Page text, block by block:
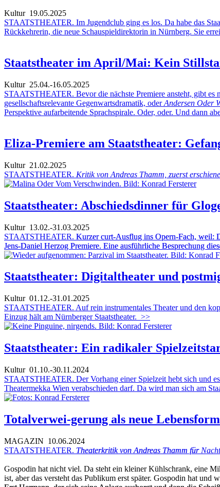
Kultur19.05.2025
STAATSTHEATER. Im Jugendclub ging es los. Da habe das
Rückkehrerin, die neue Schauspieldirektorin in Nürnberg. Sie
Staatstheater im April/Mai: Kein
Kultur25.04.-16.05.2025
STAATSTHEATER. Bevor die nächste Premiere ansteht, gibt es
gesellschaftsrelevante Gegenwartsdramatik, oderAndersen Oder
Perspektive aufarbeitende Sprachspirale. Oder, oder. Und dann
Eliza-Premiere am Staatstheater:
Kultur21.02.2025
STAATSTHEATER. Kritik von Andreas Thamm, zuerst
Staatstheater: Abschiedsdinner für
Kultur13.02.-31.03.2025
STAATSTHEATER. Kurzer curt-Ausflug ins Opern-Fach, weil:
Jens-Daniel Herzog Premiere. Eine ausführliche Besprechung
Staatstheater: Digitaltheater und
Kultur01.12.-31.01.2025
STAATSTHEATER. Auf rein instrumentales Theater und den
Einzug hält am Nürnberger Staatstheater. >>
Staatstheater: Ein radikaler
Kultur01.10.-30.11.2024
STAATSTHEATER. Der Vorhang einer Spielzeit hebt sich und
Theatermekka Wien verabschieden darf. Da wird man sich am
Totalverwei-gerung als neue Lebensform
MAGAZIN 10.06.2024
STAATSTHEATER. Theaterkritik von Andreas Thamm für
Gospodin hat nicht viel. Da steht ein kleiner Kühlschrank, eine
ist, aber das versteht das Publikum erst später. Gospodin hat